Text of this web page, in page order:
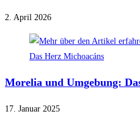
2. April 2026
Morelia und Umgebung:
17. Januar 2025